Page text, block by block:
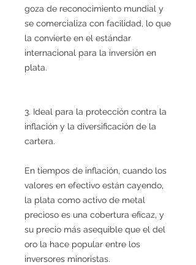
goza de reconocimiento mundial y
se comercializa con facilidad, lo que
la convierte en el estándar
internacional para la inversión en
plata.
3. Ideal para la protección contra la
inflación y la diversificación de la
cartera.
En tiempos de inflación, cuando los
valores en efectivo están cayendo,
la plata como activo de metal
precioso es una cobertura eficaz, y
su precio más asequible que el del
oro la hace popular entre los
inversores minoristas.